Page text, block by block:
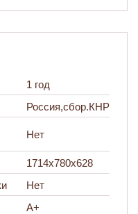
1 год
Россия,сбор.КНР
Нет
1714х780х628
Нет
А+